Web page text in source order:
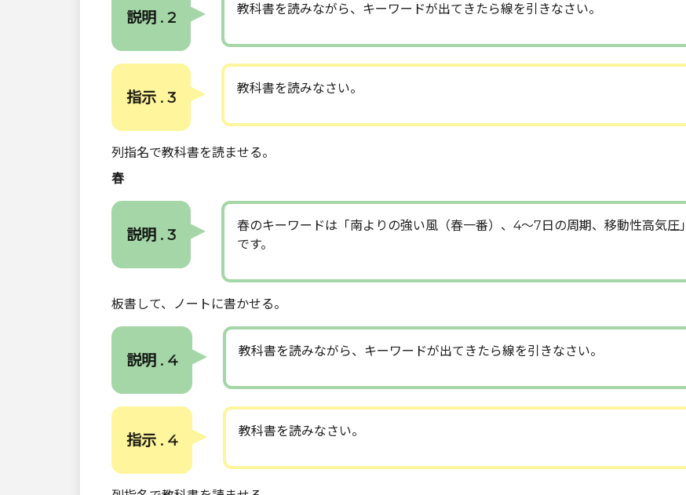
説明 . 2 教科書を読みながら、キーワードが出てきたら線を引きなさい。
指示 . 3 教科書を読みなさい。
列指名で教科書を読ませる。
春
説明 . 3
春のキーワードは「南よりの強い風（春一番）、4～7日の周期、移動性高気圧」
です。
板書して、ノートに書かせる。
説明 . 4 教科書を読みながら、キーワードが出てきたら線を引きなさい。
指示 . 4 教科書を読みなさい。